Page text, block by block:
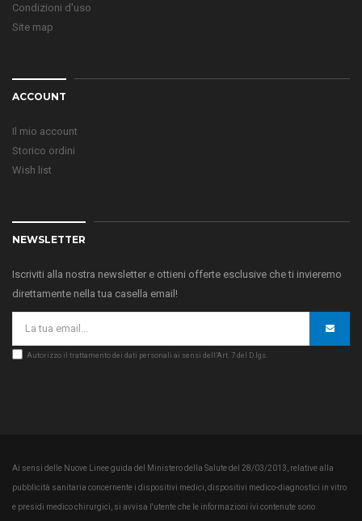
Condizioni d'uso
Site map
ACCOUNT
Il mio account
Storico ordini
Wish list
NEWSLETTER
Iscriviti alla nostra newsletter e ottieni offerte esclusive che ti invieremo
direttamente nella tua casella email!
Autorizzo il trattamento dei dati personali ai sensi dell’Art. 7 del D.lgs.
Ai sensi delle Nuove Linee guida del Ministero della Salute del 28/03/2013, relative alla
pubblicità sanitaria concernente i dispositivi medici, dispositivi medico-diagnostici in vitro
e presidi medico chirurgici, si avvisa l'utente che le informazioni ivi contenute sono